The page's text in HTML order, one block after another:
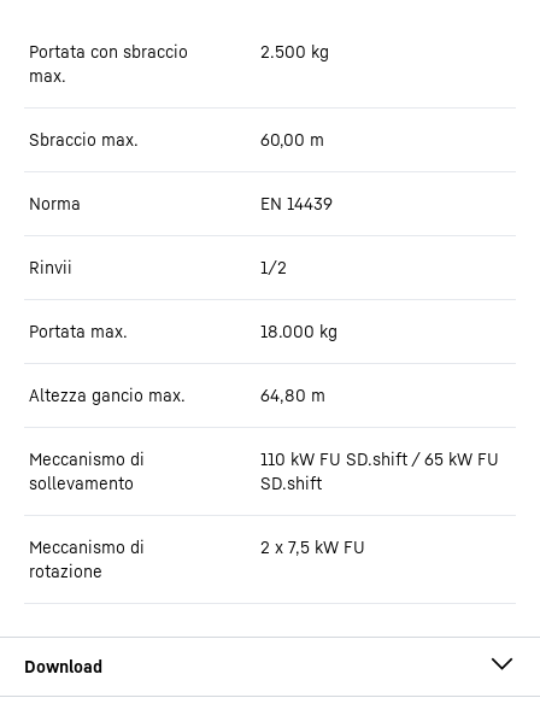
Portata con sbraccio
max.
2.500 kg
Sbraccio max. 60,00 m
Norma EN 14439
Rinvii 1/2
Portata max. 18.000 kg
Altezza gancio max. 64,80 m
Meccanismo di
sollevamento
110 kW FU SD.shift / 65 kW FU
SD.shift
Meccanismo di
rotazione
2 x 7,5 kW FU